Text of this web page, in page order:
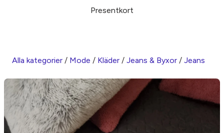
Presentkort
Alla kategorier / Mode / Kläder / Jeans & Byxor / Jeans